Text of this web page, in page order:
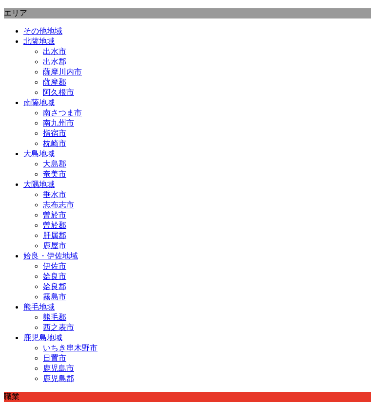
エリア
その他地域
北薩地域
出水市
出水郡
薩摩川内市
薩摩郡
阿久根市
南薩地域
南さつま市
南九州市
指宿市
枕崎市
大島地域
大島郡
奄美市
大隅地域
垂水市
志布志市
曽於市
曽於郡
肝属郡
鹿屋市
姶良・伊佐地域
伊佐市
姶良市
姶良郡
霧島市
熊毛地域
熊毛郡
西之表市
鹿児島地域
いちき串木野市
日置市
鹿児島市
鹿児島郡
職業